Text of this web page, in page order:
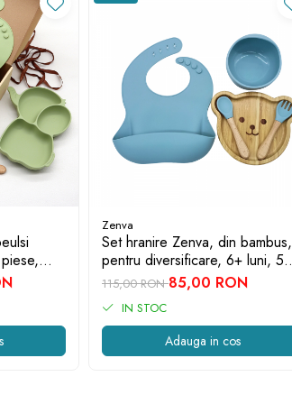
model
Zenva
Set hranire Zenva, din bambus,
pentru diversificare, 6+ luni, 5
piese, culoare Bleu, model
Ursulet
115,00 RON85,00 RON
IN STOC
Adauga in cos